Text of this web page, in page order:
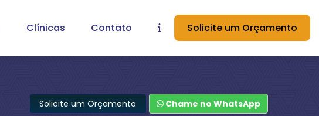
Clínicas Contato Solicite um Orçamento
Solicite um Orçamento Chame no WhatsApp